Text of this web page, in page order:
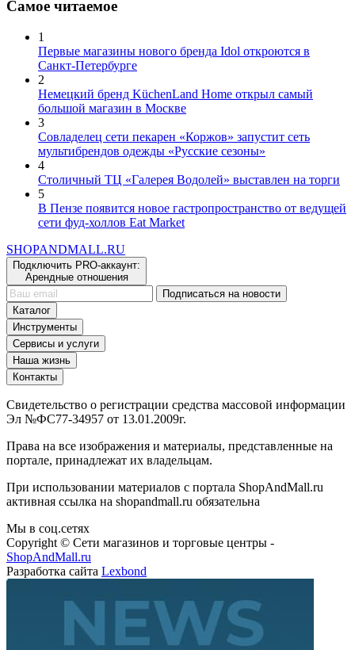
Самое читаемое
1
Первые магазины нового бренда Idol откроются в
Санкт-Петербурге
2
Немецкий бренд KüchenLand Home открыл самый
большой магазин в Москве
3
Совладелец сети пекарен «Коржов» запустит сеть
мультибрендов одежды «Русские сезоны»
4
Столичный ТЦ «Галерея Водолей» выставлен на торги
5
В Пензе появится новое гастропространство от ведущей
сети фуд-холлов Eat Market
SHOPANDMALL.RU
Подключить PRO-аккаунт:
Арендные отношения
Подписаться на новости
Каталог
Инструменты
Сервисы и услуги
Наша жизнь
Контакты
Свидетельство о регистрации средства массовой информации
Эл №ФС77-34957 от 13.01.2009г.
Права на все изображения и материалы, представленные на
портале, принадлежат их владельцам.
При использовании материалов с портала ShopAndMall.ru
активная ссылка на shopandmall.ru обязательна
Мы в соц.сетях
Copyright © Сети магазинов и торговые центры -
ShopAndMall.ru
Разработка сайта Lexbond